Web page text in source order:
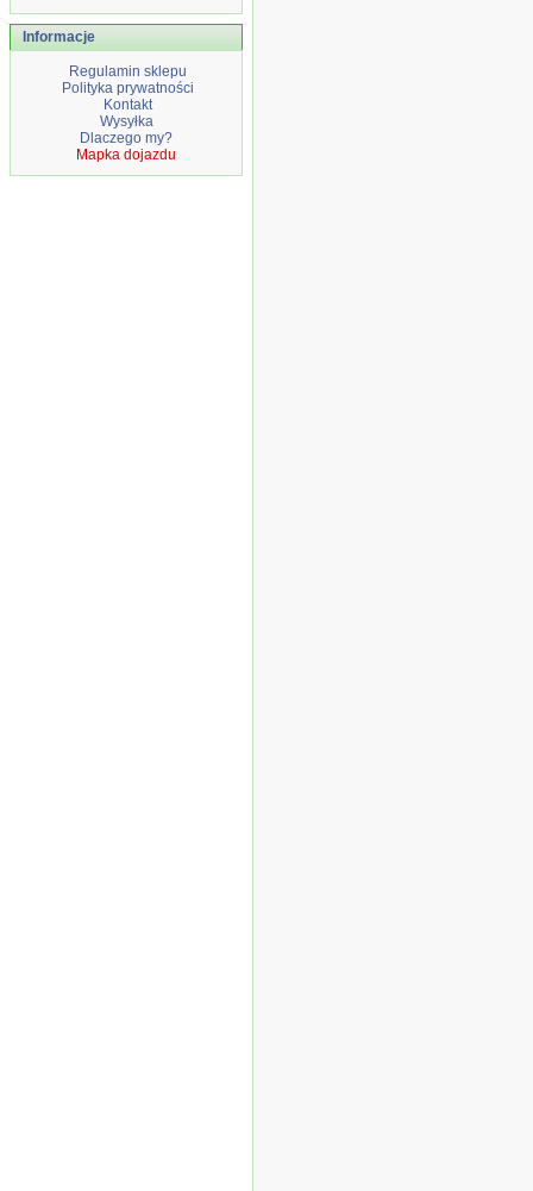
Informacje
Regulamin sklepu
Polityka prywatności
Kontakt
Wysyłka
Dlaczego my?
Mapka dojazdu